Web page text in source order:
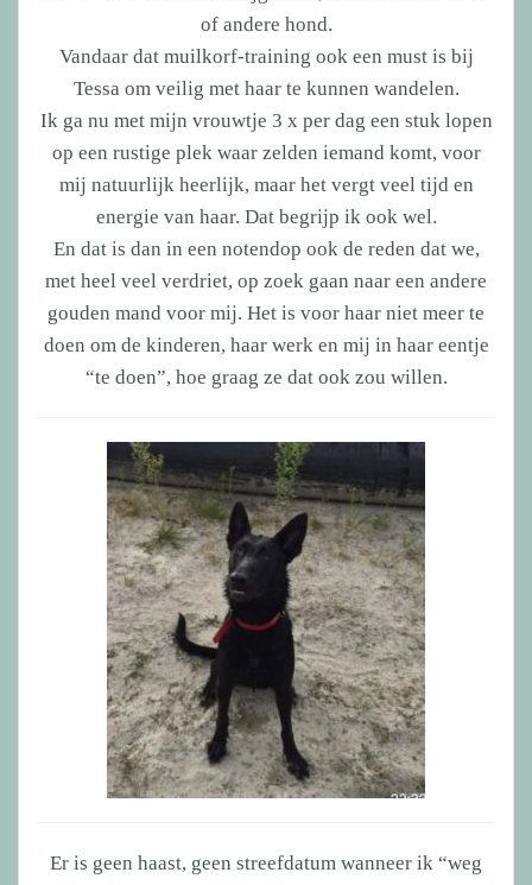
of andere hond.
Vandaar dat muilkorf-training ook een must is bij
Tessa om veilig met haar te kunnen wandelen.
Ik ga nu met mijn vrouwtje 3 x per dag een stuk lopen
op een rustige plek waar zelden iemand komt, voor
mij natuurlijk heerlijk, maar het vergt veel tijd en
energie van haar. Dat begrijp ik ook wel.
En dat is dan in een notendop ook de reden dat we,
met heel veel verdriet, op zoek gaan naar een andere
gouden mand voor mij. Het is voor haar niet meer te
doen om de kinderen, haar werk en mij in haar eentje
“te doen”, hoe graag ze dat ook zou willen.
Er is geen haast, geen streefdatum wanneer ik “weg